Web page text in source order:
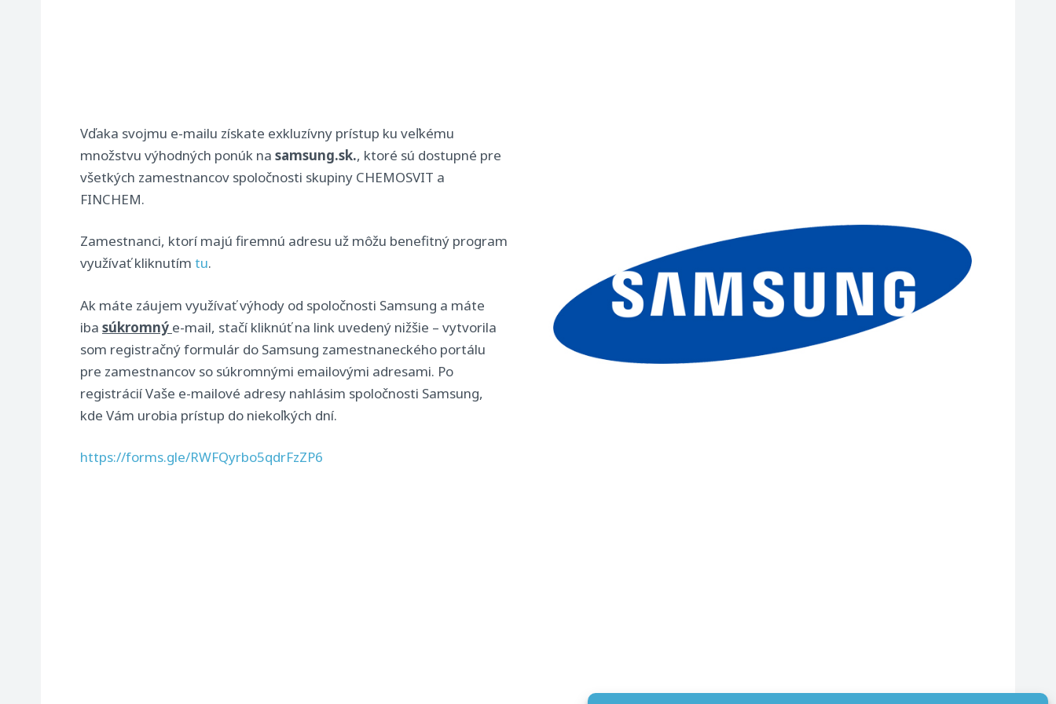
Vďaka svojmu e-mailu získate exkluzívny prístup ku veľkému
množstvu výhodných ponúk na samsung.sk., ktoré sú dostupné pre
všetkých zamestnancov spoločnosti skupiny CHEMOSVIT a
FINCHEM.
Zamestnanci, ktorí majú firemnú adresu už môžu benefitný program
využívať kliknutím tu.
Ak máte záujem využívať výhody od spoločnosti Samsung a máte
iba súkromný e-mail, stačí kliknúť na link uvedený nižšie – vytvorila
som registračný formulár do Samsung zamestnaneckého portálu
pre zamestnancov so súkromnými emailovými adresami. Po
registrácií Vaše e-mailové adresy nahlásim spoločnosti Samsung,
kde Vám urobia prístup do niekoľkých dní.
https://forms.gle/RWFQyrbo5qdrFzZP6